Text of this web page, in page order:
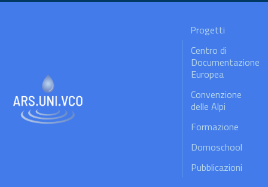
Progetti
Centro di
Documentazione
Europea
Convenzione
delle Alpi
Formazione
Domoschool
Pubblicazioni